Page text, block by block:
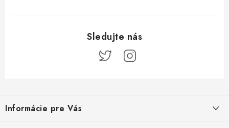
pInformácie pre Vás